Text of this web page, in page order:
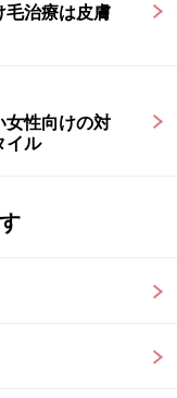
毛治療は皮膚
女性向けの対
イル